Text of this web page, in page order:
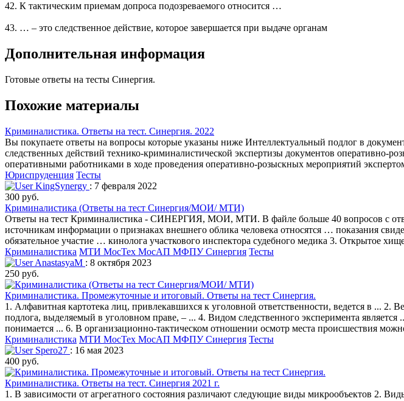
42. К тактическим приемам допроса подозреваемого относится …
43. … – это следственное действие, которое завершается при выдаче органам
Дополнительная информация
Готовые ответы на тесты Синергия.
Похожие материалы
Криминалистика. Ответы на тест. Синергия. 2022
Вы покупаете ответы на вопросы которые указаны ниже Интеллектуальный подлог в
следственных действий технико-криминалистической экспертизы документов оперативно-
оперативными работниками в ходе проведения оперативно-розыскных мероприятий
Юриспруденция Тесты
KingSynergy : 7 февраля 2022
300 руб.
Криминалистика (Ответы на тест Синергия/МОИ/ МТИ)
Ответы на тест Криминалистика - СИНЕРГИЯ, МОИ, МТИ. В файле больше 40 вопросов с
источникам информации о признаках внешнего облика человека относятся … показания
обязательное участие … кинолога участкового инспектора судебного медика 3. Открытое
Криминалистика МТИ МосТех МосАП МФПУ Синергия Тесты
AnastasyaM : 8 октября 2023
250 руб.
Криминалистика. Промежуточные и итоговый. Ответы на тест Синергия.
1. Алфавитная картотека лиц, привлекавшихся к уголовной ответственности, ведется в ...
подлога, выделяемый в уголовном праве, – ... 4. Видом следственного эксперимента
понимается ... 6. В организационно-тактическом отношении осмотр места происшествия
Криминалистика МТИ МосТех МосАП МФПУ Синергия Тесты
Spero27 : 16 мая 2023
400 руб.
Криминалистика. Ответы на тест. Синергия 2021 г.
1. В зависимости от агрегатного состояния различают следующие виды микрообъектов 2.